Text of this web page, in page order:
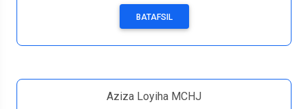
BATAFSIL
Aziza Loyiha MCHJ